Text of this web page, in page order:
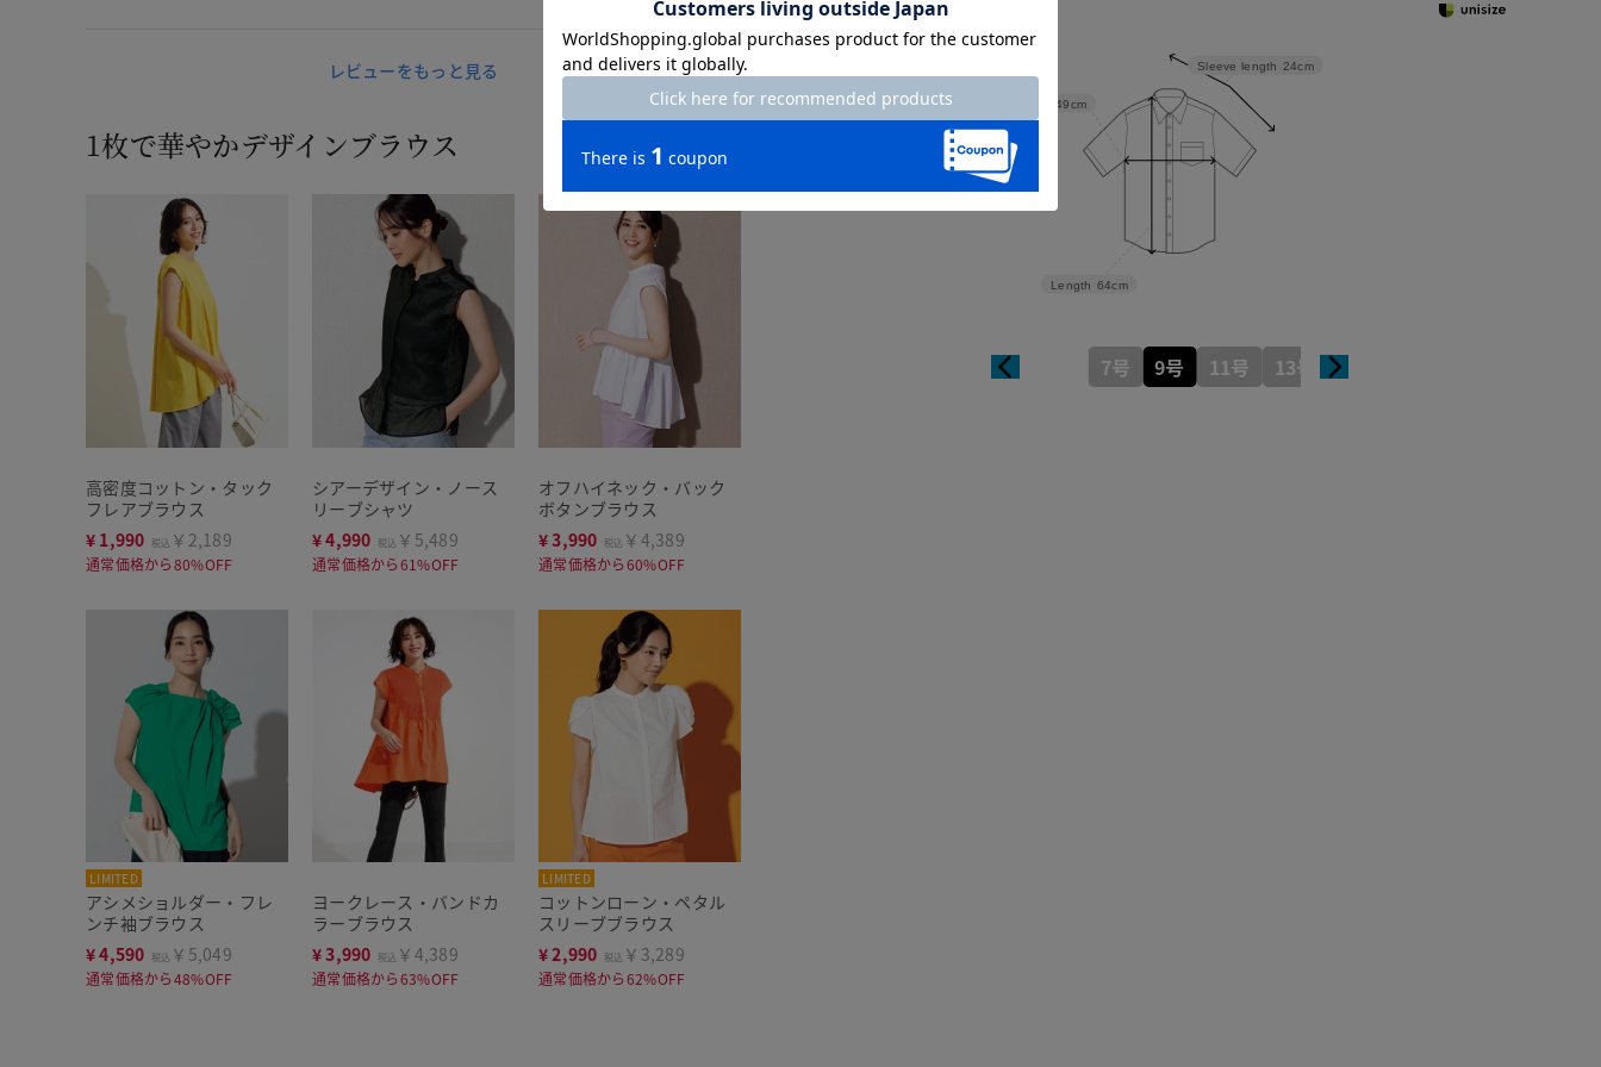
レビューをもっと見る
1枚で華やかデザインブラウス
高密度コットン・タック
フレアブラウス
¥ 1,990 税込 ￥2,189
通常価格から80%OFF
シアーデザイン・ノース
リーブシャツ
¥4,990 税込 ￥5,489
通常価格から61%OFF
オフハイネック・バック
ボタンブラウス
¥3,990 税込 ￥4,389
通常価格から60%OFF
LIMITED
アシメショルダー・フレ
ンチ袖ブラウス
¥4,590 税込 ￥5,049
通常価格から48%OFF
ヨークレース・バンドカ
ラーブラウス
¥3,990 税込 ￥4,389
通常価格から63%OFF
LIMITED
コットンローン・ペタル
スリーブブラウス
¥2,990 税込 ￥3,289
通常価格から62%OFF
Sleeve length 24cm
Length 64cm
49cm
7号 9号 11号 13号